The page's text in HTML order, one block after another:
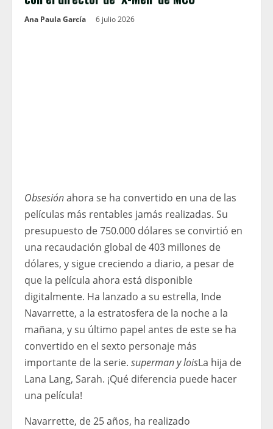
Ana Paula García 6 julio 2026
Obsesiónahora se ha convertido en una de las
películas más rentables jamás realizadas. Su
presupuesto de 750.000 dólares se convirtió en
una recaudación global de 403 millones de
dólares, y sigue creciendo a diario, a pesar de
que la película ahora está disponible
digitalmente. Ha lanzado a su estrella, Inde
Navarrette, a la estratosfera de la noche a la
mañana, y su último papel antes de este se ha
convertido en el sexto personaje más
importante de la serie. superman y loisLa hija de
Lana Lang, Sarah. ¡Qué diferencia puede hacer
una película!
Navarrette, de 25 años, ha realizado